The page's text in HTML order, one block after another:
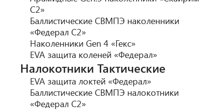
С2»
Баллистические СВМПЭ наколенники
«Федерал С2»
Наколенники Gen 4 «Гекс»
EVA защита коленей «Федерал»
Налокотники Тактические
EVA защита локтей «Федерал»
Баллистические СВМПЭ налокотники
«Федерал С2»